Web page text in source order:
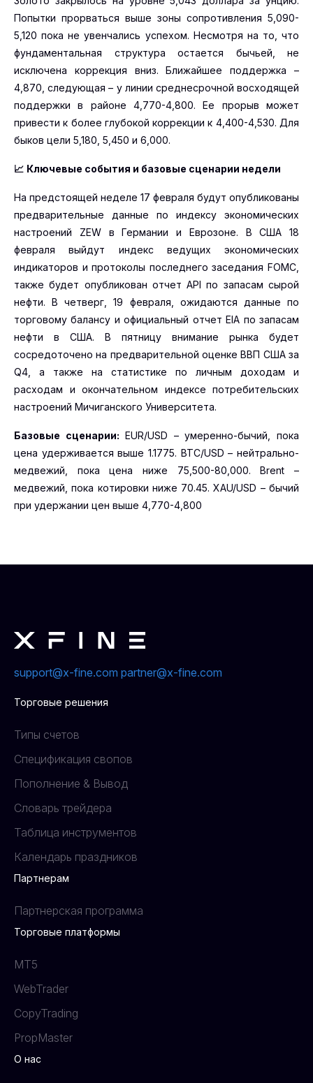
Попытки прорваться выше зоны сопротивления 5,090-
5,120 пока не увенчались успехом. Несмотря на то, что
фундаментальная структура остается бычьей, не
исключена коррекция вниз. Ближайшее поддержка –
4,870, следующая – у линии среднесрочной восходящей
поддержки в районе 4,770-4,800. Ее прорыв может
привести к более глубокой коррекции к 4,400-4,530. Для
быков цели 5,180, 5,450 и 6,000.
📈 Ключевые события и базовые сценарии недели
На предстоящей неделе 17 февраля будут опубликованы
предварительные данные по индексу экономических
настроений ZEW в Германии и Еврозоне. В США 18
февраля выйдут индекс ведущих экономических
индикаторов и протоколы последнего заседания FOMC,
также будет опубликован отчет API по запасам сырой
нефти. В четверг, 19 февраля, ожидаются данные по
торговому балансу и официальный отчет EIA по запасам
нефти в США. В пятницу внимание рынка будет
сосредоточено на предварительной оценке ВВП США за
Q4, а также на статистике по личным доходам и
расходам и окончательном индексе потребительских
настроений Мичиганского Университета.
Базовые сценарии: EUR/USD – умеренно-бычий, пока
цена удерживается выше 1.1775. BTC/USD – нейтрально-
медвежий, пока цена ниже 75,500-80,000. Brent –
медвежий, пока котировки ниже 70.45. XAU/USD – бычий
при удержании цен выше 4,770-4,800
support@x-fine.com partner@x-fine.com
Торговые решения
Типы счетов
Спецификация свопов
Пополнение & Вывод
Словарь трейдера
Таблица инструментов
Календарь праздников
Партнерам
Партнерская программа
Торговые платформы
MT5
WebTrader
CopyTrading
PropMaster
О нас